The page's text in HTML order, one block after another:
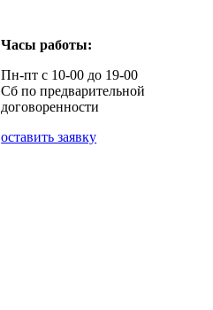
Часы работы:
Пн-пт с 10-00 до 19-00
Сб по предварительной
договоренности
оставить заявку